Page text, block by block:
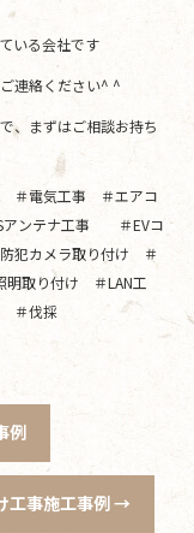
いる会社です
連絡ください^ ^
、まずはご相談お持ち
電気工事 ＃エアコ
アンテナ工事 ＃EVコ
犯カメラ取り付け ＃
取り付け ＃LAN工
＃伐採
例
工事施工事例→